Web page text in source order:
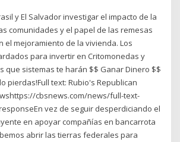
y El Salvador investigar el impacto de la
comunidades y el papel de las remesas
el mejoramiento de la vivienda. Los
para invertir en Critomonedas y
que sistemas te harán $$ Ganar Dinero $$
pierdas!Full text: Rubio's Republican
cbsnews.com/news/full-text-
vez de seguir desperdiciando el
en apoyar compañías en bancarrota
abrir las tierras federales para